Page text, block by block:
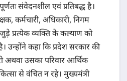
संवेदनशील एवं प्रतिबद्ध है।
कर्मचारी, अधिकारी, निगम
प्रत्येक व्यक्ति के कल्याण को
उन्होंने कहा कि प्रदेश सरकार की
अथवा उसका परिवार आर्थिक
से वंचित न रहे। मुख्यमंत्री